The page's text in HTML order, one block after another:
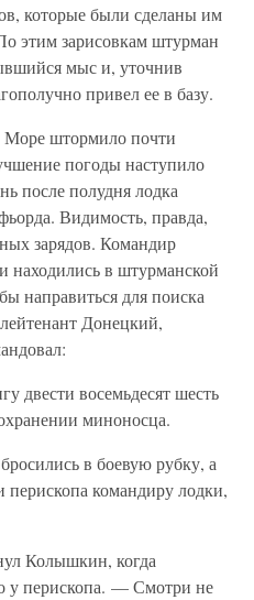
которые были сделаны им
этим зарисовкам штурман
мыс и, уточнив
привел ее в базу.
Море штормило почти
погоды наступило
после полудня лодка
Видимость, правда,
зарядов. Командир
находились в штурманской
направиться для поиска
Донецкий,
двести восемьдесят шесть
миноносца.
в боевую рубку, а
перископа командиру лодки,
Колышкин, когда
у перископа. — Смотри не